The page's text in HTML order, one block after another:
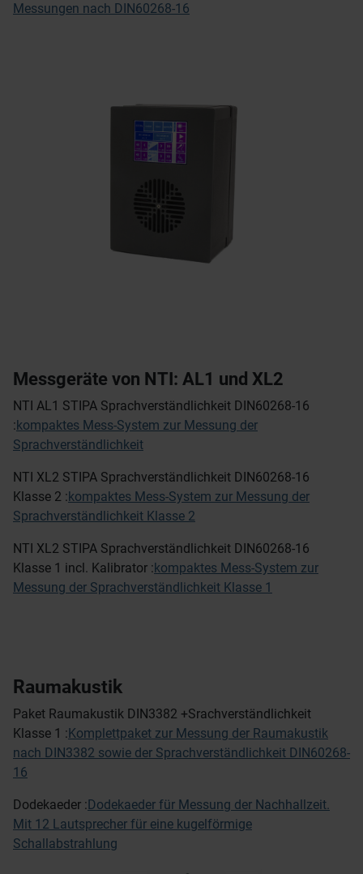
Messungen nach DIN60268-16
Messgeräte von NTI: AL1 und XL2
NTI AL1 STIPA Sprachverständlichkeit DIN60268-16
: kompaktes Mess-System zur Messung der
Sprachverständlichkeit
NTI XL2 STIPA Sprachverständlichkeit DIN60268-16
Klasse 2 : kompaktes Mess-System zur Messung der
Sprachverständlichkeit Klasse 2
NTI XL2 STIPA Sprachverständlichkeit DIN60268-16
Klasse 1 incl. Kalibrator : kompaktes Mess-System zur
Messung der Sprachverständlichkeit Klasse 1
Raumakustik
Paket Raumakustik DIN3382 +Srachverständlichkeit
Klasse 1 : Komplettpaket zur Messung der Raumakustik
nach DIN3382 sowie der Sprachverständlichkeit DIN60268-
16
Dodekaeder : Dodekaeder für Messung der Nachhallzeit.
Mit 12 Lautsprecher für eine kugelförmige
Schallabstrahlung